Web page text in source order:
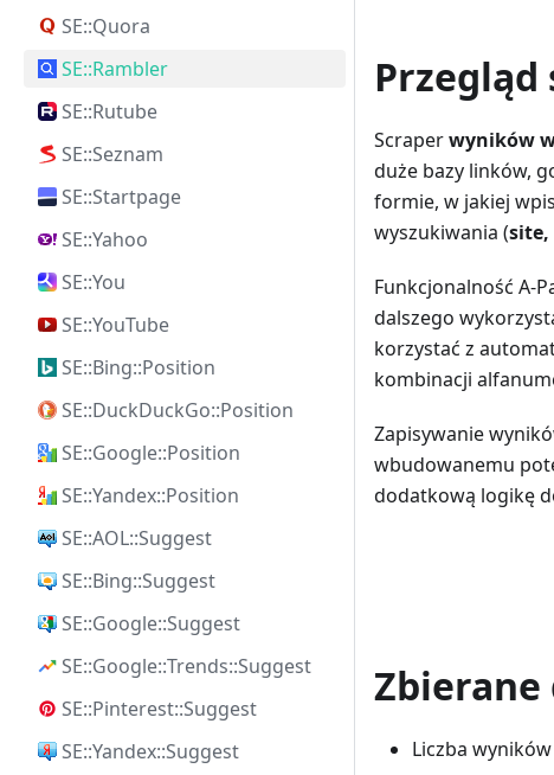
SE::Quora
SE::Rambler
SE::Rutube
SE::Seznam
SE::Startpage
SE::Yahoo
SE::You
SE::YouTube
SE::Bing::Position
SE::DuckDuckGo::Position
SE::Google::Position
SE::Yandex::Position
SE::AOL::Suggest
SE::Bing::Suggest
SE::Google::Suggest
SE::Google::Trends::Suggest
SE::Pinterest::Suggest
SE::Yandex::Suggest
Przegląd
Scraperwyników
duże bazy linków,
formie, w jakiej
wyszukiwania (site,
Funkcjonalność A-
dalszego
korzystać z
kombinacji
Zapisywanie
wbudowanemu
dodatkową logikę
Zbierane
Liczba